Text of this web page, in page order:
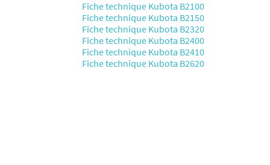
Fiche technique Kubota B2100
Fiche technique Kubota B2150
Fiche technique Kubota B2320
Fiche technique Kubota B2400
Fiche technique Kubota B2410
Fiche technique Kubota B2620